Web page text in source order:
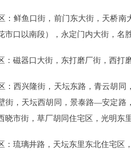
鲜鱼口街，前门东大街，天桥南
市口以南段），永定门内大街，名
磁器口大街，东打磨厂街，西打磨
西兴隆街，天坛东路，青云胡同
街，天坛西胡同，景泰路—安定路
晓市街，草厂胡同住宅区，光明东
琉璃井路，天坛东里东北住宅区，